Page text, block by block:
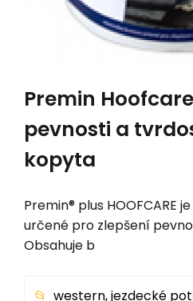
Premin
pevnosti a
kopyta
Premin® plus HOOFCARE
určené pro zlepšení
Obsahuje b
western, jezdecké